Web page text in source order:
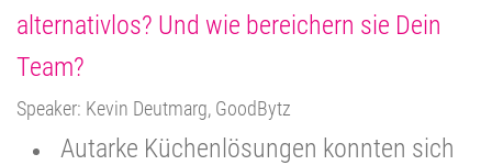
alternativlos? Und wie bereichern sie Dein
Team?
Speaker: Kevin Deutmarg, GoodBytz
Autarke Küchenlösungen konnten sich